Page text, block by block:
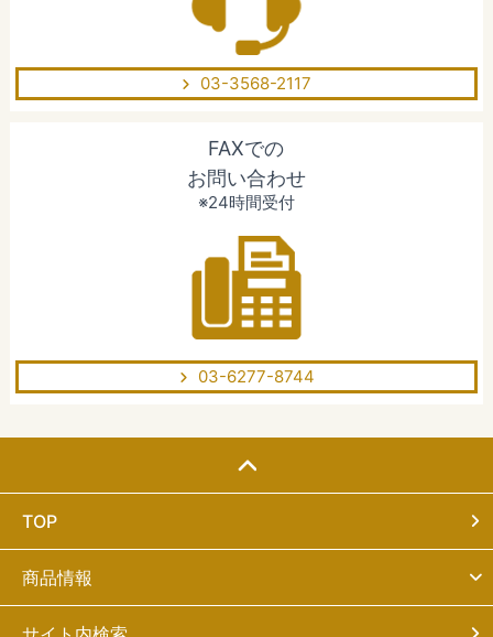
03-3568-2117
FAXでの
お問い合わせ
※24時間受付
03-6277-8744
TOP
商品情報